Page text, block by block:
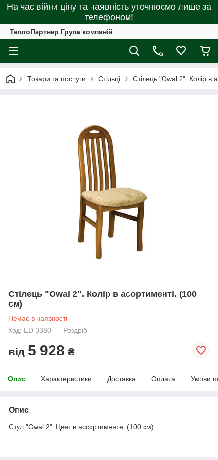
На час війни ціну та наявність уточнюємо лише за
телефоном!
ТеплоПартнер Група компаній
Товари та послуги Стільці Стілець "Owal 2". Колір в
Стілець "Owal 2". Колір в асортименті. (100
см)
Немає в наявності
Код: ED-0380
Роздріб
від 5 928 ₴
Опис Характеристики Доставка Оплата Умови
Опис
Стул "Owal 2". Цвет в ассортименте. (100 см)...